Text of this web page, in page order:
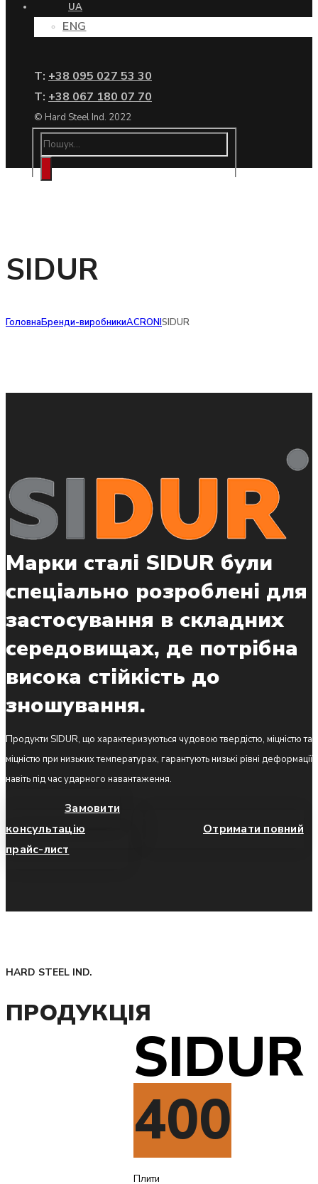
UA
ENG
Т: +38 095 027 53 30
Т: +38 067 180 07 70
© Hard Steel Ind. 2022
SIDUR
ГоловнаБренди-виробникиACRONISIDUR
Марки сталі SIDUR були
спеціально розроблені для
застосування в складних
середовищах, де потрібна
висока стійкість до
зношування.
Продукти SIDUR, що характеризуються чудовою твердістю, міцністю та
міцністю при низьких температурах, гарантують низькі рівні деформації
навіть під час ударного навантаження.
Замовити
консультацію
Отримати повний
прайс-лист
HARD STEEL IND.
ПРОДУКЦІЯ
SIDUR
400
Плити